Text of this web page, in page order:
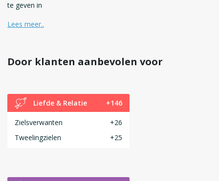
te geven in
Lees meer..
Door klanten aanbevolen voor
Liefde & Relatie +146
Zielsverwanten
+26
Tweelingzielen
+25